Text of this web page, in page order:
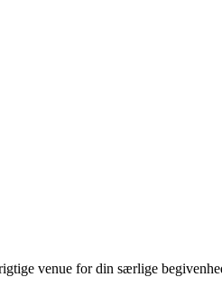
venue for din særlige